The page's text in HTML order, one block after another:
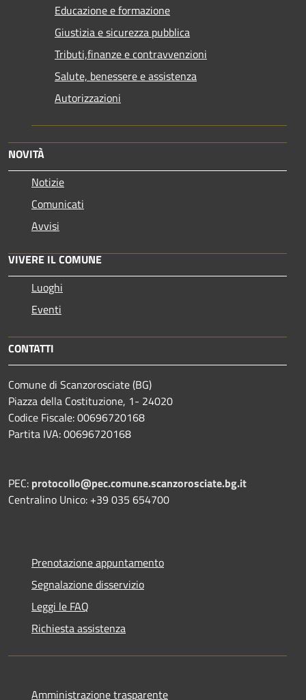
Educazione e formazione
Giustizia e sicurezza pubblica
Tributi,finanze e contravvenzioni
Salute, benessere e assistenza
Autorizzazioni
NOVITÀ
Notizie
Comunicati
Avvisi
VIVERE IL COMUNE
Luoghi
Eventi
CONTATTI
Comune di Scanzorosciate (BG)
Piazza della Costituzione, 1- 24020
Codice Fiscale: 00696720168
Partita IVA: 00696720168
PEC: protocollo@pec.comune.scanzorosciate.bg.it
Centralino Unico: +39 035 654700
Prenotazione appuntamento
Segnalazione disservizio
Leggi le FAQ
Richiesta assistenza
Amministrazione trasparente